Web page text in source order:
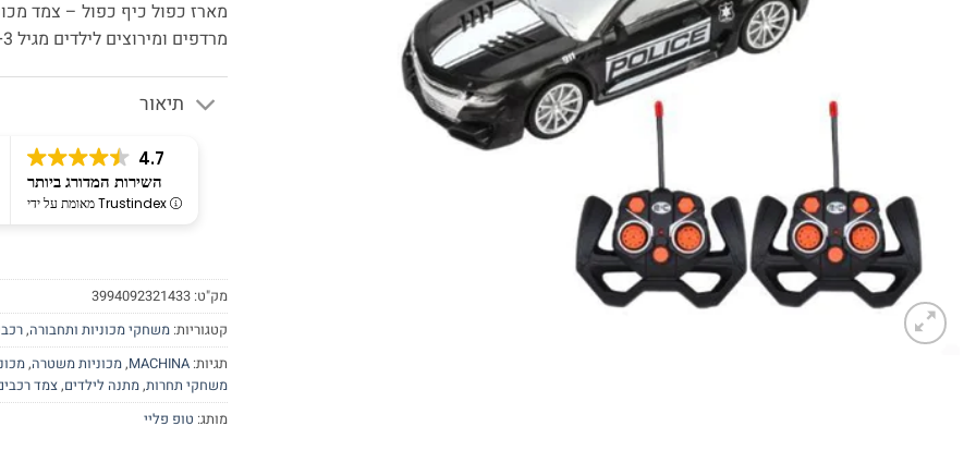
מרדפים ומירוצים לילדים מגיל 3+.
תיאור
4.7
השירות המדורג ביותר
מאומת על ידי Trustindex
מק"ט: 3994092321433
קטגוריות: משחקי מכוניות ותחבורה,
תגיות: MACHINA
,מכוניות משטרה,
משחקי תחרות,מתנה לילדים,צמד
מותג: טופ פליי